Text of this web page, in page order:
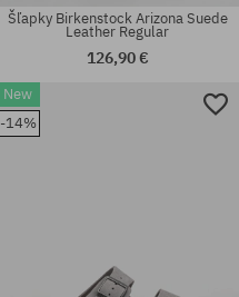
Dostupné veľkosti:
35; 36
Šľapky Birkenstock Arizona Suede
Leather Regular
126,90 €
New
-14%